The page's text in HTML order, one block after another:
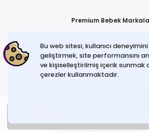
Bu web sitesi, kullanıcı deneyimini
geliştirmek, site performansını
ve kişiselleştirilmiş içerik sunmak
çerezler kullanmaktadır.
Premium Bebek
İletişime Geçin
© 2026 Lesya Baby. Tüm hakları